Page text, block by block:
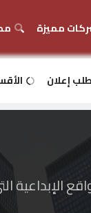
مميزة
طلب إعلان
الإبداعية